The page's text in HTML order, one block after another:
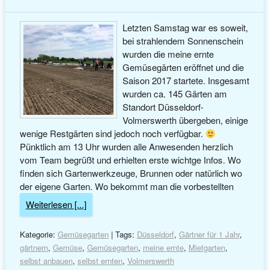
Letzten Samstag war es soweit,
bei strahlendem Sonnenschein
wurden die meine ernte
Gemüsegärten eröffnet und die
Saison 2017 startete. Insgesamt
wurden ca. 145 Gärten am
Standort Düsseldorf-
Volmerswerth übergeben, einige
wenige Restgärten sind jedoch noch verfügbar.
Pünktlich am 13 Uhr wurden alle Anwesenden herzlich
vom Team begrüßt und erhielten erste wichtge Infos. Wo
finden sich Gartenwerkzeuge, Brunnen oder natürlich wo
der eigene Garten. Wo bekommt man die vorbestellten
Weiterlesen [...]
Kategorie: Gemüsegarten| Tags: Düsseldorf, Gärtner für 1 Jahr,
gärtnern, Gemüse, Gemüsegarten, meine ernte, Mietgarten,
selbst anbauen, selbst ernten, Volmerswerth